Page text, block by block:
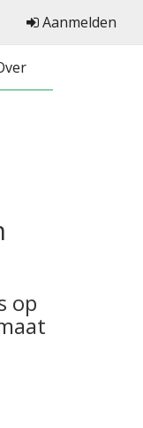
Aanmelden
op